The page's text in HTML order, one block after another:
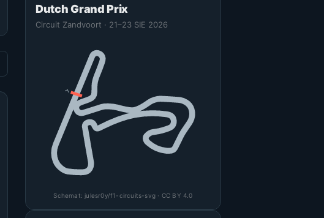
Dutch Grand Prix
Circuit Zandvoort · 21–23 SIE 2026
Schemat: julesr0y/f1-circuits-svg · CC BY 4.0